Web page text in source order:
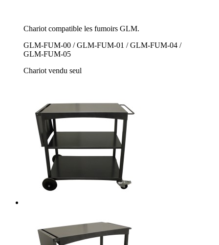
Chariot compatible les fumoirs GLM.
GLM-FUM-00 / GLM-FUM-01 / GLM-FUM-04 /
GLM-FUM-05
Chariot vendu seul